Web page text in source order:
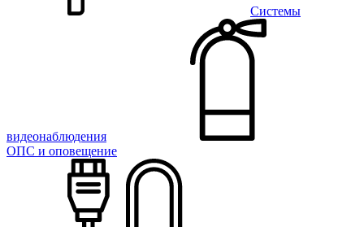
Системы
видеонаблюдения
ОПС и оповещение